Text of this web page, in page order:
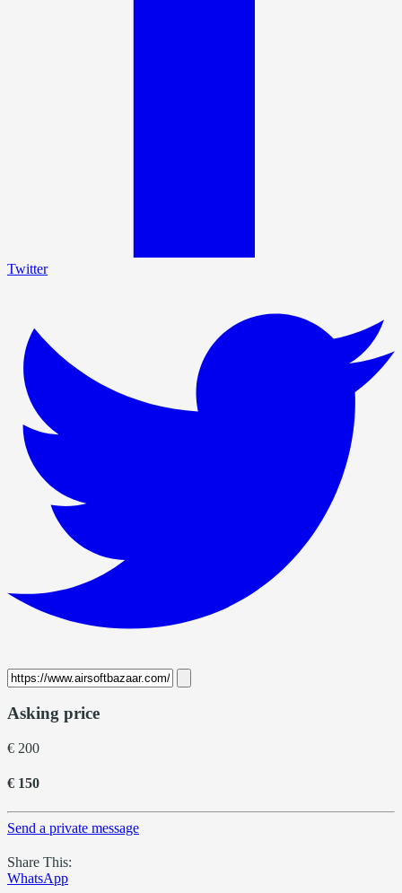
Twitter
Asking price
€ 200
€ 150
Send a private message
Share This:
WhatsApp